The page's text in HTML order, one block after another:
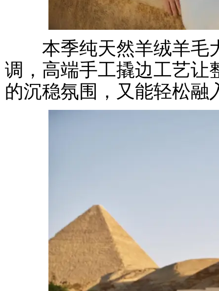
本季纯天然羊绒羊毛
调，高端手工撬边工艺让
的沉稳氛围，又能轻松融